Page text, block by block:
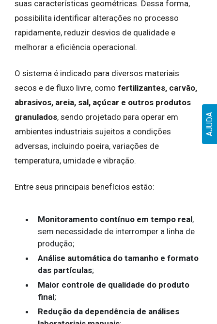
AJUDA
suas características geométricas. Dessa forma,
possibilita identificar alterações no processo
rapidamente, reduzir desvios de qualidade e
melhorar a eficiência operacional.
O sistema é indicado para diversos materiais
secos e de fluxo livre, como fertilizantes, carvão,
abrasivos, areia, sal, açúcar e outros produtos
granulados, sendo projetado para operar em
ambientes industriais sujeitos a condições
adversas, incluindo poeira, variações de
temperatura, umidade e vibração.
Entre seus principais benefícios estão:
Monitoramento contínuo em tempo real,
sem necessidade de interromper a linha de
produção;
Análise automática do tamanho e formato
das partículas;
Maior controle de qualidade do produto
final;
Redução da dependência de análises